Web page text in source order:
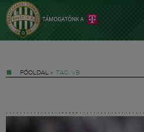
FŐOLDAL » TAG: VB